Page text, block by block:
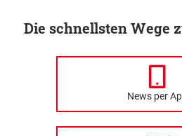
Die schnellsten Wege
News per